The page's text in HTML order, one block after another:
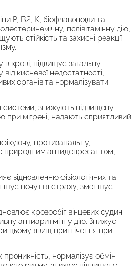
Р, В2, К, біофлавоноїди та
полівітамінну дію,
стійкість та захисні реакції
в крові, підвищує загальну
від кисневої недостатності,
органів та нормалізувати
системи, знижують підвищену
при мігрені, надають сприятливий
протизапальну,
природним антидепресантом,
відновленню фізіологічних та
почуття страху, зменшує
кровообіг вінцевих судин
антиаритмічну дію. Знижує
цьому явищ пригнічення при
нормалізує обмін